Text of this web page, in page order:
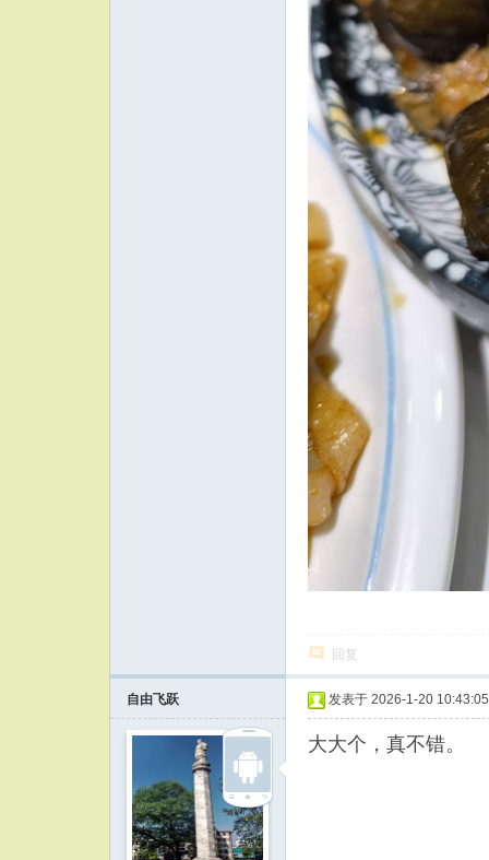
回复
自由飞跃 发表于 2026-1-20 10:43:05
大大个，真不错。